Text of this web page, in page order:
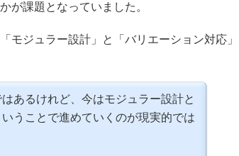
課題となっていました。
ジュラー設計」と「バリエーション対応」
あるけれど、今はモジュラー設計と
うことで進めていくのが現実的では